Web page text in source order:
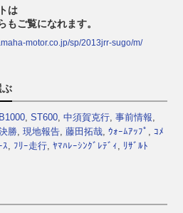
は
もご覧になれます。
motor.co.jp/sp/2013jrr-sugo/m/
ぶ
,ST600 ,中須賀克行 ,事前情報
勝 ,現地報告 ,藤田拓哉 ,ｳｫｰﾑｱｯﾌﾟ ,ｺﾒ
ｽ ﾌﾘｰ走行 ,ﾔﾏﾊﾚｰｼﾝｸﾞﾚﾃﾞｨ ﾘｻﾞﾙﾄ